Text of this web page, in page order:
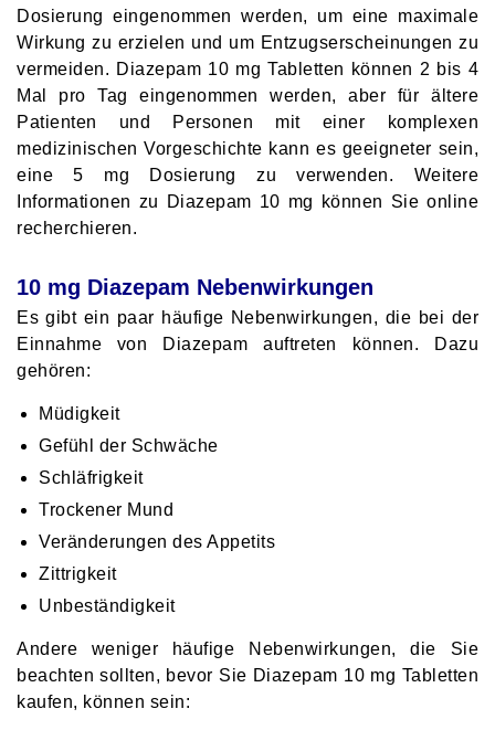
Dosierung eingenommen werden, um eine maximale
Wirkung zu erzielen und um Entzugserscheinungen zu
vermeiden. Diazepam 10 mg Tabletten können 2 bis 4
Mal pro Tag eingenommen werden, aber für ältere
Patienten und Personen mit einer komplexen
medizinischen Vorgeschichte kann es geeigneter sein,
eine 5 mg Dosierung zu verwenden. Weitere
Informationen zu Diazepam 10 mg können Sie online
recherchieren.
10 mg Diazepam Nebenwirkungen
Es gibt ein paar häufige Nebenwirkungen, die bei der
Einnahme von Diazepam auftreten können. Dazu
gehören:
Müdigkeit
Gefühl der Schwäche
Schläfrigkeit
Trockener Mund
Veränderungen des Appetits
Zittrigkeit
Unbeständigkeit
Andere weniger häufige Nebenwirkungen, die Sie
beachten sollten, bevor Sie Diazepam 10 mg Tabletten
kaufen, können sein: